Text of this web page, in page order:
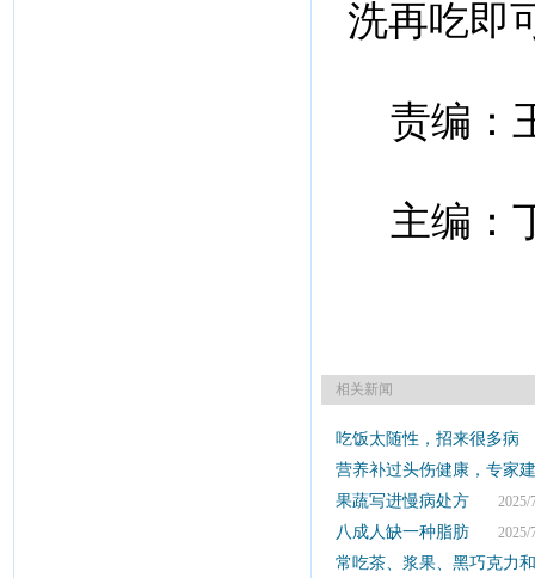
洗再吃即
责编：
主编：
相关新闻
吃饭太随性，招来很多病
营养补过头伤健康，专家
果蔬写进慢病处方 2025/
八成人缺一种脂肪 2025/
常吃茶、浆果、黑巧克力